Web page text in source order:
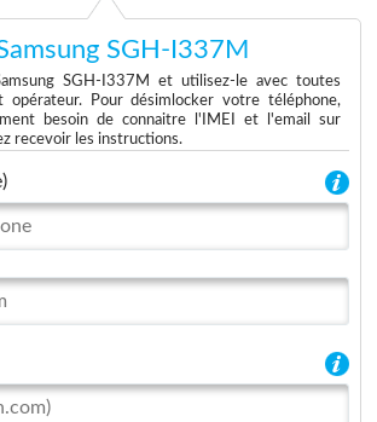
SGH-I337M
SGH-I337M et utilisez-le avec toutes
Pour désimlocker votre téléphone,
besoin de connaitre l'IMEI et l'email sur
recevoir les instructions.